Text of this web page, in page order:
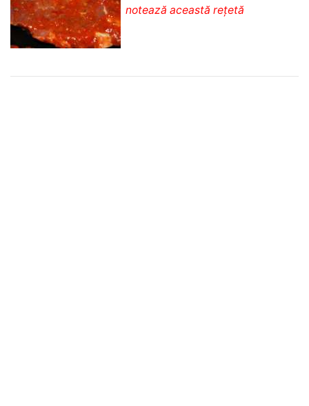
notează această rețetă